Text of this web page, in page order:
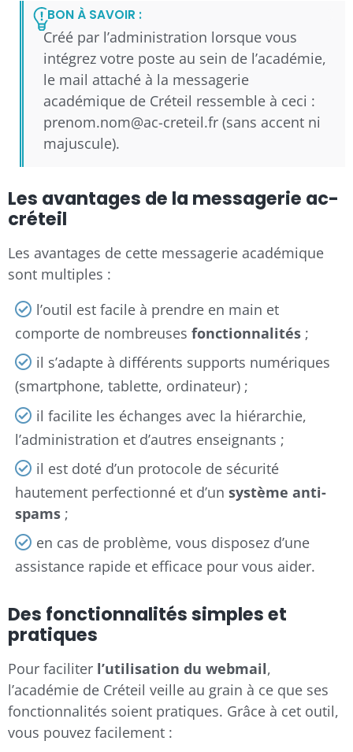
BON À SAVOIR :
Créé par l’administration lorsque vous
intégrez votre poste au sein de l’académie,
le mail attaché à la messagerie
académique de Créteil ressemble à ceci :
prenom.nom@ac-creteil.fr (sans accent ni
majuscule).
Les avantages de la messagerie ac-
créteil
Les avantages de cette messagerie académique
sont multiples :
l’outil est facile à prendre en main et
comporte de nombreuses fonctionnalités ;
il s’adapte à différents supports numériques
(smartphone, tablette, ordinateur) ;
il facilite les échanges avec la hiérarchie,
l’administration et d’autres enseignants ;
il est doté d’un protocole de sécurité
hautement perfectionné et d’un système anti-
spams ;
en cas de problème, vous disposez d’une
assistance rapide et efficace pour vous aider.
Des fonctionnalités simples et
pratiques
Pour faciliter l’utilisation du webmail,
l’académie de Créteil veille au grain à ce que ses
fonctionnalités soient pratiques. Grâce à cet outil,
vous pouvez facilement :